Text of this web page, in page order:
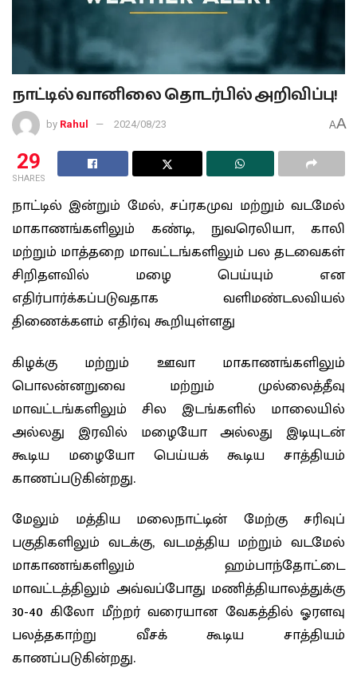
நாட்டில் வானிலை தொடர்பில் அறிவிப்பு!
by Rahul 2024/08/23 AA
29
SHARES
நாட்டில் இன்றும் மேல், சப்ரகமுவ மற்றும் வடமேல்
மாகாணங்களிலும் கண்டி, நுவரெலியா, காலி
மற்றும் மாத்தறை மாவட்டங்களிலும் பல தடவைகள்
சிறிதளவில் மழை பெய்யும் என
எதிர்பார்க்கப்படுவதாக வளிமண்டலவியல்
திணைக்களம் எதிர்வு கூறியுள்ளது
கிழக்கு மற்றும் ஊவா மாகாணங்களிலும்
பொலன்னறுவை மற்றும் முல்லைத்தீவு
மாவட்டங்களிலும் சில இடங்களில் மாலையில்
அல்லது இரவில் மழையோ அல்லது இடியுடன்
கூடிய மழையோ பெய்யக் கூடிய சாத்தியம்
காணப்படுகின்றது.
மேலும் மத்திய மலைநாட்டின் மேற்கு சரிவுப்
பகுதிகளிலும் வடக்கு, வடமத்திய மற்றும் வடமேல்
மாகாணங்களிலும் ஹம்பாந்தோட்டை
மாவட்டத்திலும் அவ்வப்போது மணித்தியாலத்துக்கு
30-40 கிலோ மீற்றர் வரையான வேகத்தில் ஓரளவு
பலத்தகாற்று வீசக் கூடிய சாத்தியம்
காணப்படுகின்றது.